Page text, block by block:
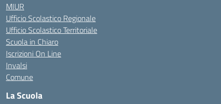
MIUR
Ufficio Scolastico Regionale
Ufficio Scolastico Territoriale
Scuola in Chiaro
Iscrizioni On Line
Invalsi
Comune
La Scuola